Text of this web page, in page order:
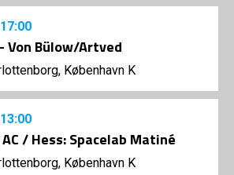
Von Bülow/Artved
København K
/ Hess: Spacelab Matiné
København K